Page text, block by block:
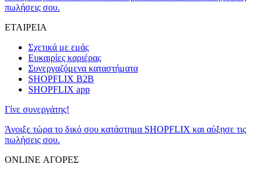
πωλήσεις σου.
ΕΤΑΙΡΕΙΑ
Σχετικά με εμάς
Ευκαιρίες καριέρας
Συνεργαζόμενα καταστήματα
SHOPFLIX B2B
SHOPFLIX app
Γίνε συνεργάτης!
Άνοιξε τώρα το δικό σου κατάστημα SHOPFLIX και αύξησε τις
πωλήσεις σου.
ONLINE ΑΓΟΡΕΣ